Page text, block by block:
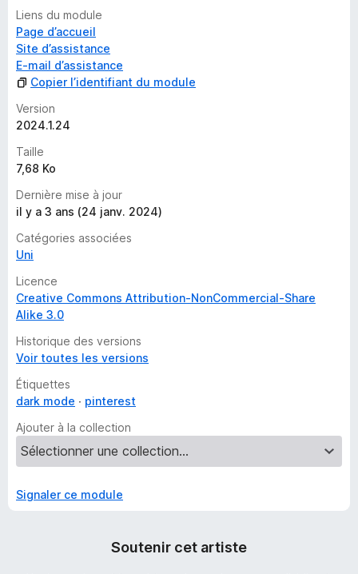
t
e
p
o
u
r
l
’
n
s
t
a
t
Liens du module
Page d’accueil
Site d’assistance
E-mail d’assistance
Copier l’identifiant du module
Version
2024.1.24
Taille
7,68 Ko
Dernière mise à jour
il y a 3 ans (24 janv. 2024)
Catégories associées
Uni
Licence
Creative Commons Attribution-NonCommercial-Share
Alike 3.0
Historique des versions
Voir toutes les versions
Étiquettes
dark mode
pinterest
Ajouter à la collection
Signaler ce module
Soutenir cet artiste